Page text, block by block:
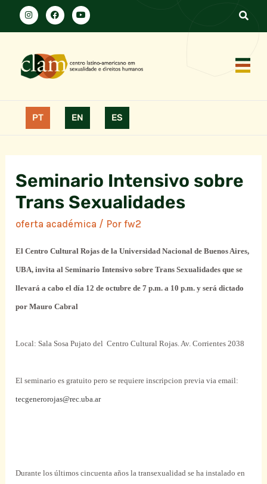
PT EN ES
Seminario Intensivo sobre
Trans Sexualidades
oferta académica / Porfw2
El Centro Cultural Rojas de la Universidad Nacional de Buenos Aires,
UBA, invita al Seminario Intensivo sobre Trans Sexualidades que se
llevará a cabo el día 12 de octubre de 7 p.m. a 10 p.m. y será dictado
por Mauro Cabral
Local: Sala Sosa Pujato del Centro Cultural Rojas. Av. Corrientes 2038
El seminario es gratuito pero se requiere inscripcion previa via email:
tecgenerorojas@rec.uba.ar
Durante los últimos cincuenta años la transexualidad se ha instalado en